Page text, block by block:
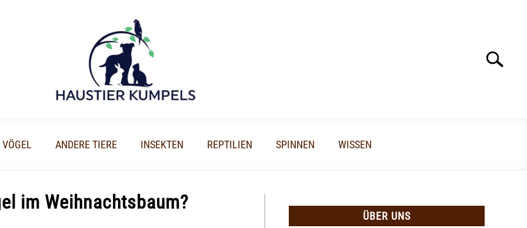
Search
VÖGEL ANDERE TIERE INSEKTEN REPTILIEN SPINNEN WISSEN
im Weihnachtsbaum?
ÜBER UNS